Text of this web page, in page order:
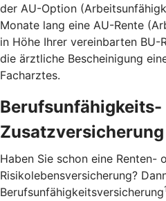
der AU-Option
Monate lang eine AU-Rente
in Höhe Ihrer vereinbarten BU-
die ärztliche Bescheinigung
Facharztes.
Berufsunfähigkeits-
Zusatzversicherung
Haben Sie schon eine Renten-
Risikolebensversicherung?
Berufsunfähigkeitsversicherung1